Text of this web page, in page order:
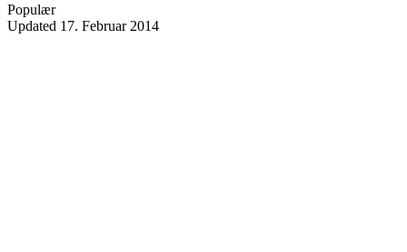
Populær
Updated 17. Februar 2014